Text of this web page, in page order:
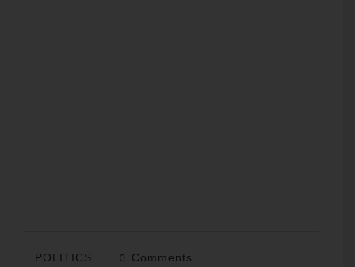
POLITICS 0 Comments